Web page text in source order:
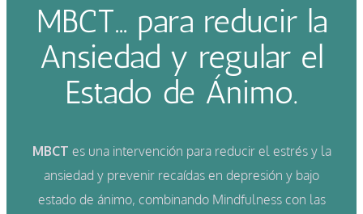
MBCT… para reducir la
Ansiedad y regular el
Estado de Ánimo.
MBCT es una intervención para reducir el estrés y la
ansiedad y prevenir recaídas en depresión y bajo
estado de ánimo, combinando Mindfulness con las